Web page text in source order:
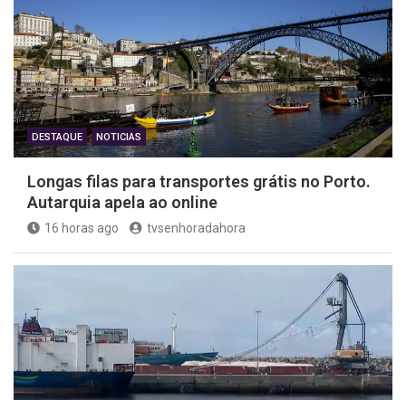
DESTAQUE NOTICIAS
Longas filas para transportes grátis no Porto.
Autarquia apela ao online
16 horas ago tvsenhoradahora